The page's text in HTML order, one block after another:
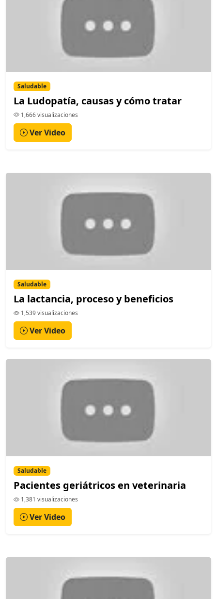
Saludable
La Ludopatía, causas y cómo tratar
1,666 visualizaciones
Ver Video
Saludable
La lactancia, proceso y beneficios
1,539 visualizaciones
Ver Video
Saludable
Pacientes geriátricos en veterinaria
1,381 visualizaciones
Ver Video